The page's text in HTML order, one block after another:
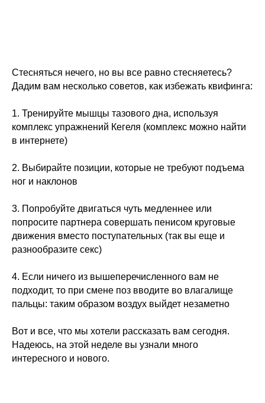
Стесняться нечего, но вы все равно стесняетесь?
Дадим вам несколько советов, как избежать квифинга:
1. Тренируйте мышцы тазового дна, используя
комплекс упражнений Кегеля (комплекс можно найти
в интернете)
2. Выбирайте позиции, которые не требуют подъема
ног и наклонов
3. Попробуйте двигаться чуть медленнее или
попросите партнера совершать пенисом круговые
движения вместо поступательных (так вы еще и
разнообразите секс)
4. Если ничего из вышеперечисленного вам не
подходит, то при смене поз вводите во влагалище
пальцы: таким образом воздух выйдет незаметно
Вот и все, что мы хотели рассказать вам сегодня.
Надеюсь, на этой неделе вы узнали много
интересного и нового.